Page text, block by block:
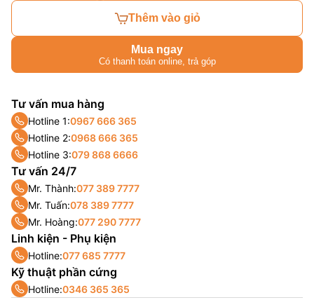
Thêm vào giỏ
Mua ngay
Có thanh toán online, trả góp
Tư vấn mua hàng
Hotline 1:0967 666 365
Hotline 2:0968 666 365
Hotline 3:079 868 6666
Tư vấn 24/7
Mr. Thành:077 389 7777
Mr. Tuấn:078 389 7777
Mr. Hoàng:077 290 7777
Linh kiện - Phụ kiện
Hotline:077 685 7777
Kỹ thuật phần cứng
Hotline:0346 365 365